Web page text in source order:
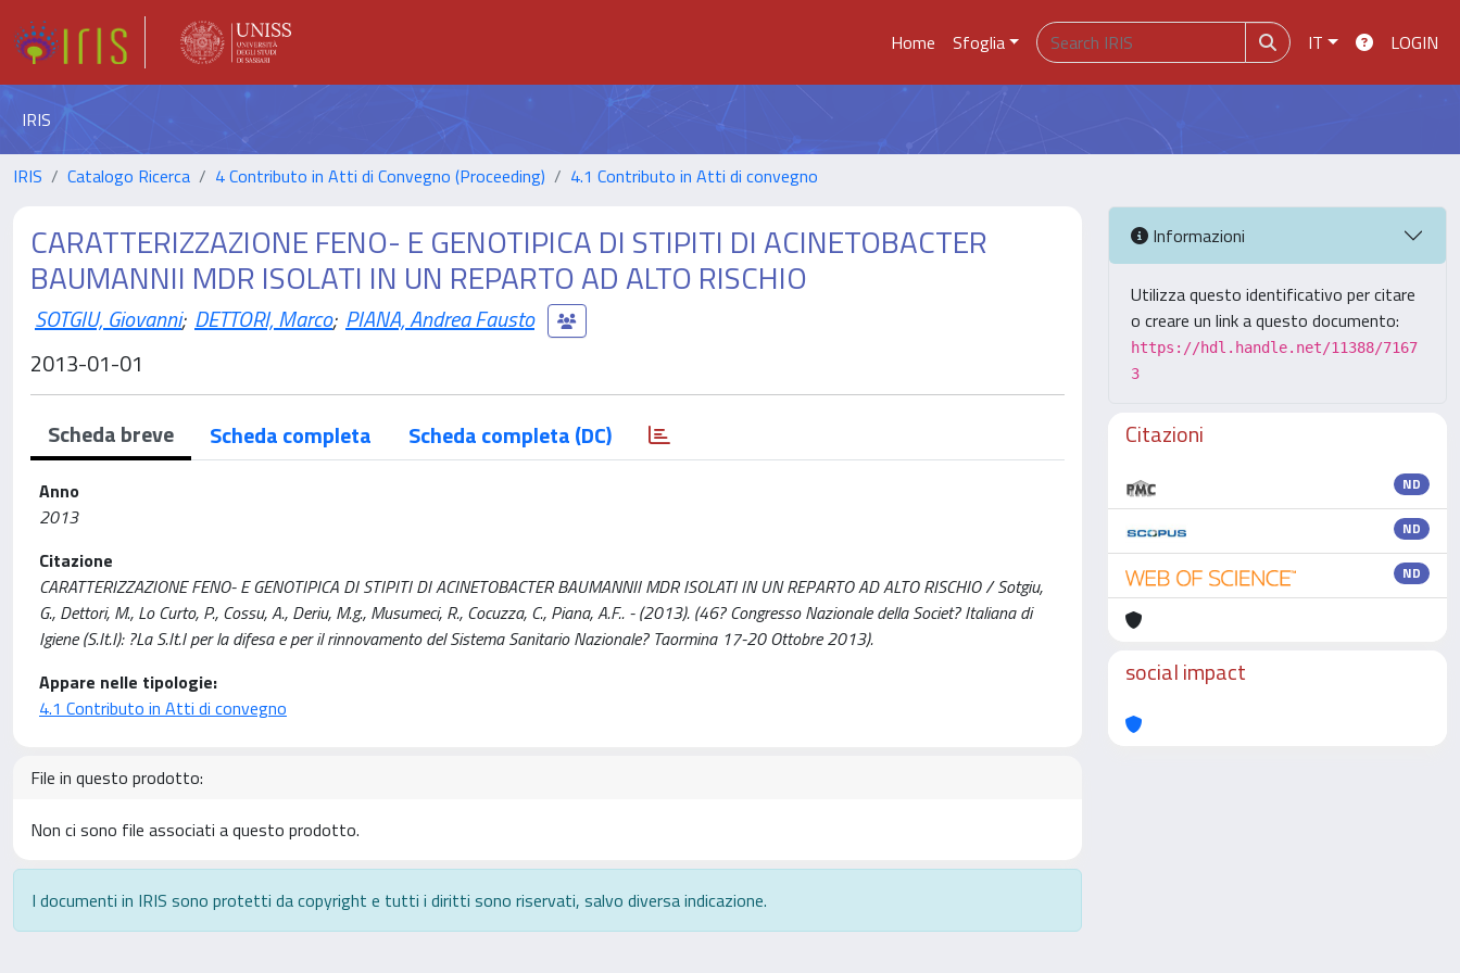
Home Sfoglia IT LOGIN
IRIS
IRIS Catalogo Ricerca 4 Contributo in Atti di Convegno (Proceeding) 4.1 Contributo in Atti di convegno
CARATTERIZZAZIONE FENO- E GENOTIPICA DI STIPITI DI ACINETOBACTER
BAUMANNII MDR ISOLATI IN UN REPARTO AD ALTO RISCHIO
SOTGIU, Giovanni; DETTORI, Marco; PIANA, Andrea Fausto
2013-01-01
Scheda breve Scheda completa Scheda completa (DC)
Anno
2013
Citazione
CARATTERIZZAZIONE FENO- E GENOTIPICA DI STIPITI DI ACINETOBACTER BAUMANNII MDR ISOLATI IN UN REPARTO AD ALTO RISCHIO / Sotgiu,
G., Dettori, M., Lo Curto, P., Cossu, A., Deriu, M.g., Musumeci, R., Cocuzza, C., Piana, A.F.. - (2013). (46? Congresso Nazionale della Societ? Italiana di
Igiene (S.It.I): ?La S.It.I per la difesa e per il rinnovamento del Sistema Sanitario Nazionale? Taormina 17-20 Ottobre 2013).
Appare nelle tipologie:
4.1 Contributo in Atti di convegno
File in questo prodotto:
Non ci sono file associati a questo prodotto.
I documenti in IRIS sono protetti da copyright e tutti i diritti sono riservati, salvo diversa indicazione.
Informazioni
Utilizza questo identificativo per citare
o creare un link a questo documento:
https://hdl.handle.net/11388/7167
3
Citazioni
ND
ND
ND
social impact